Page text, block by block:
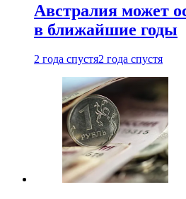
Австралия может
в ближайшие годы
2 года спустя2 года спустя